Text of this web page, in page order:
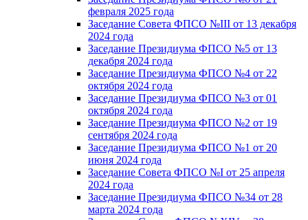
февраля 2025 года
Заседание Совета ФПСО №III от 13 декабря
2024 года
Заседание Президиума ФПСО №5 от 13
декабря 2024 года
Заседание Президиума ФПСО №4 от 22
октября 2024 года
Заседание Президиума ФПСО №3 от 01
октября 2024 года
Заседание Президиума ФПСО №2 от 19
сентября 2024 года
Заседание Президиума ФПСО №1 от 20
июня 2024 года
Заседание Совета ФПСО №I от 25 апреля
2024 года
Заседание Президиума ФПСО №34 от 28
марта 2024 года